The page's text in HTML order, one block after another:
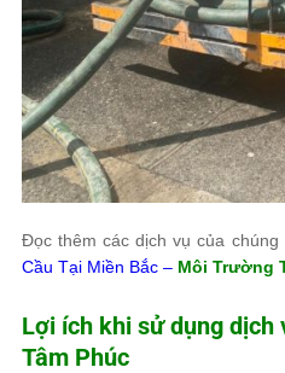
Đọc thêm các dịch vụ của chúng
Cầu Tại Miền Bắc – Môi Trường
Lợi ích khi sử dụng dịch
Tâm Phúc